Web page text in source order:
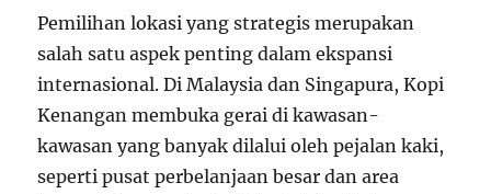
Pemilihan lokasi yang strategis merupakan
salah satu aspek penting dalam ekspansi
internasional. Di Malaysia dan Singapura, Kopi
Kenangan membuka gerai di kawasan-
kawasan yang banyak dilalui oleh pejalan kaki,
seperti pusat perbelanjaan besar dan area